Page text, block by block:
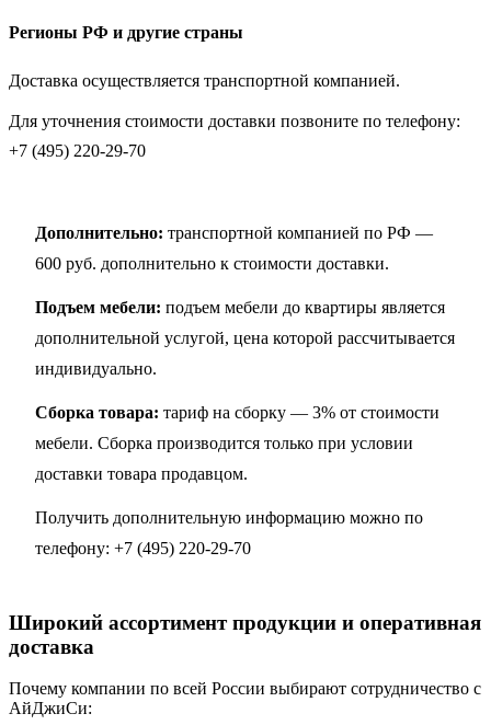
Регионы РФ и другие страны
Доставка осуществляется транспортной компанией.
Для уточнения стоимости доставки позвоните по телефону:
+7 (495) 220-29-70
Дополнительно: транспортной компанией по РФ —
600 руб. дополнительно к стоимости доставки.
Подъем мебели: подъем мебели до квартиры является
дополнительной услугой, цена которой рассчитывается
индивидуально.
Сборка товара: тариф на сборку — 3% от стоимости
мебели. Сборка производится только при условии
доставки товара продавцом.
Получить дополнительную информацию можно по
телефону: +7 (495) 220-29-70
Широкий ассортимент продукции и оперативная
доставка
Почему компании по всей России выбирают сотрудничество с
АйДжиСи: